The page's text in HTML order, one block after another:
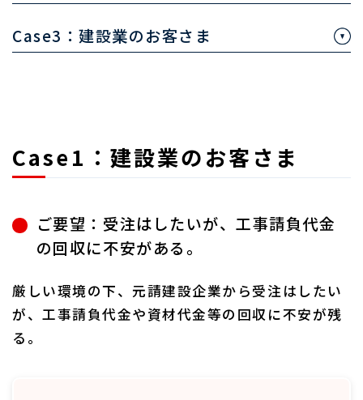
Case3：建設業のお客さま
Case1：建設業のお客さま
ご要望：受注はしたいが、工事請負代金
の回収に不安がある。
厳しい環境の下、元請建設企業から受注はしたい
が、工事請負代金や資材代金等の回収に不安が残
る。